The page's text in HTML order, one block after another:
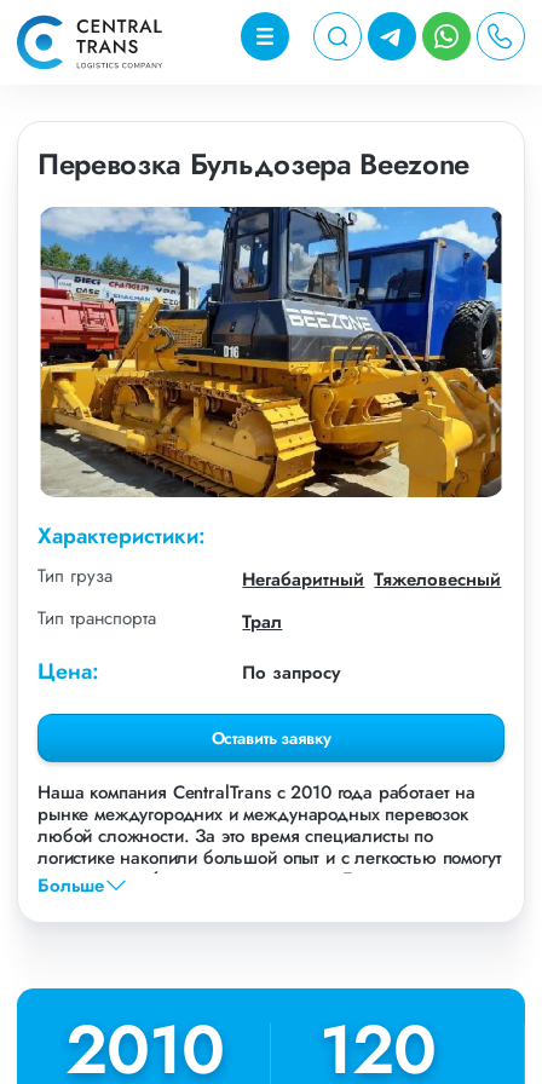
Перевозка Бульдозера Beezone
Характеристики:
Тип груза Негабаритный Тяжеловесный
Тип транспорта
Трал
Цена: По запросу
Оставить заявку
Наша компания СentralTrans с 2010 года работает на
рынке междугородних и международных перевозок
любой сложности. За это время специалисты по
логистике накопили большой опыт и с легкостью помогут
перевезти любые грузы, в том числе Бульдозер
Beezone.
Мы уже перевезли более 756 000 тонн грузов для
Пиастрелла, Свел, Кровтрейд и многих других. Чтобы
убедиться зайдите в раздел «Наш опыт».
Больше
2010
2010 120
120